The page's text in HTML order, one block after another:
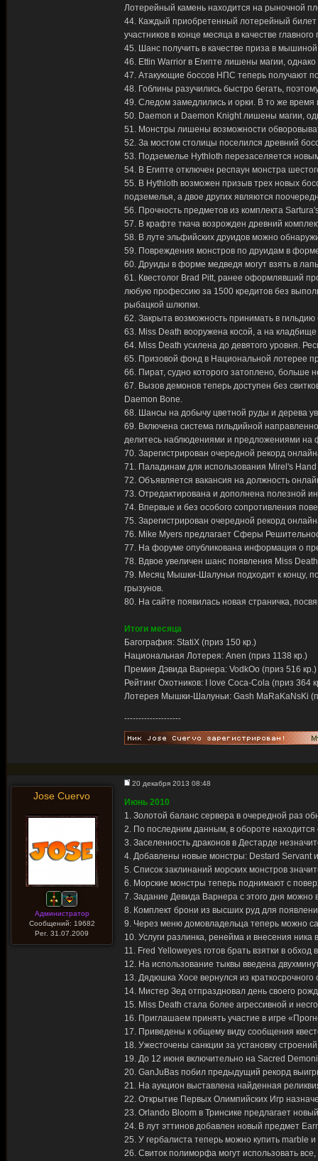
Лотерейный камень находится на рыночной
44. Каждый приобретенный лотерейный билет
участников в конце месяца в качестве
45. Шанс получить в качестве приза в
46. Ettin Warrior в Египте лишены магии,
47. Атакующие боссов НПС теперь получают
48. Гоблины разучились быстро бегать,
49. Следом замедлились и орки. В то же время
50. Daemon и Daemon Knight лишены магии,
51. Монстры лишены возможности
52. За мостом столицы поселился древний
53. Подземелье Hythloth перезаселяется
54. В Египте отключен респаун монстра
55. В Hythloth возможен призыв трех новых
подземелья, а двое других являются
56. Прочность предметов из комплекта
57. В крафте ткача возрожден древний
58. В луте эльфийских друидов можно
59. Повреждения монстров по друидам в
60. Друиды в форме медведя могут взять в
61. Квестолог Brad Pitt, ранее оформлявший
любую профессию за 1500 кредитов без
рыбацкой шлюпки.
62. Закрыта возможность принимать в
63. Miss Death вооружена косой, а на
64. Miss Death усилена до девятого уровня.
65. Призовой фонд в Национальной лотерее
66. Пират, судно которого затоплено, больше
67. Вызов демонов теперь доступен без
Daemon Bone.
68. Шансы на добычу цветной руды и дерева
69. Включена система гильдийной
делитесь наблюдениями и предложениями на
70. Зарегистрирован очередной рекорд
71. Паладинам для использования Mirel's
72. Объявляется вакансия на должность
73. Отредактирована и дополнена полезной
74. Впервые и без особого сопротивления
75. Зарегистрирован очередной рекорд
76. Mike Myers предлагает Сферы
77. На форуме опубликована информация о
78. Вдвое увеличен шанс появления Miss
79. Месяц Мышки-Шалуньи подходит к концу,
грызунов.
80. На сайте появилась новая страничка,
Итоги месяца
Багография: StatiX (приз 150 кр.)
Национальная Лотерея: Anen (приз 1138 кр.)
Премия Дэвида Варнера: VodkOo (приз 516 кр.)
Рейтинг Охотников: I love Coca-Cola (приз 364
Лотерея Мышки-Шалуньи: Gash MaRaKaNsKi
--------------------
Jose Cuervo
Администратор
Сообщений: 19682
Рег. 31.07.2009
20 декабря 2013 08:48
Июнь 2010
1. Золотой баланс сервера в очередной раз
2. По последним данным, в обороте
3. Заселенность драконов в Дестарде
4. Добавлены новые монстры: Destard Servant
5. Список заклинаний морских монстров
6. Морские монстры теперь поднимают с
7. Задание Девида Варнера с этого дня можно
8. Комплект брони из высших руд для
9. Через меню домовладельца теперь можно
10. Услуги разлинка, ренейма и внесения
11. Fred Yelloweyes готов брать взятки в
12. На использование тыквы введена
13. Дядюшка Хосе вернулся из краткосрочного
14. Мистер Зед отпраздновал день своего
15. Miss Death стала более агрессивной и
16. Приглашаем принять участие в игре
17. Приведены к общему виду сообщения
18. Ужесточены санкции за установку
19. До 12 июня включительно на Sacred
20. GanJuBas побил предыдущий рекорд
21. На аукцион выставлена найденная
22. Открытие Первых Олимпийских Игр
23. Orlando Bloom в Тринсике предлагает
24. В лут эттинов добавлен новый предмет
25. У гербалиста теперь можно купить marble
26. Свиток полиморфа могут использовать